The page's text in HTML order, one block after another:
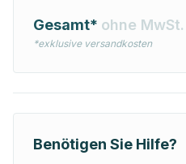
Gesamt* ohne MwSt.
*exklusive versandkosten
Benötigen Sie Hilfe?